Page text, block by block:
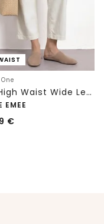
7/8 High Waist Wide Leg Jeans im Loose Fit
EMEE
€